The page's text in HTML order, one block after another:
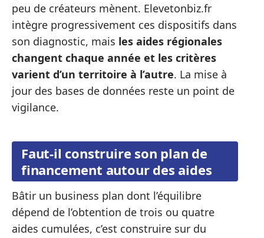
peu de créateurs mènent. Elevetonbiz.fr
intègre progressivement ces dispositifs dans
son diagnostic, mais les aides régionales
changent chaque année et les critères
varient d’un territoire à l’autre. La mise à
jour des bases de données reste un point de
vigilance.
Faut-il construire son plan de
financement autour des aides
Bâtir un business plan dont l’équilibre
dépend de l’obtention de trois ou quatre
aides cumulées, c’est construire sur du